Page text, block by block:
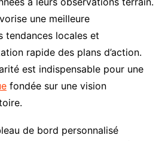
une meilleure
tendances locales et
rapide des plans d’action.
est indispensable pour une
fondée sur une vision
de bord personnalisé